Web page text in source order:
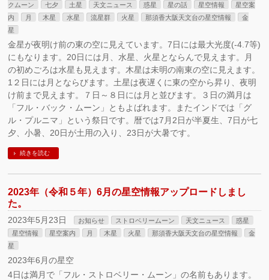
クムーン
七夕 土星 天文ニュース 惑星 星の話 星空情報
星空案
内
月 木星 水星 流星群 火星 那須香大阪天文台の星空情報
金
星
金星が夜明け前の東の空に見えています。7日には最大光度(-4.7等)
にもなります。20日には月、水星、火星とならんで見えます。月
の初めごろは水星も見えます。木星は未明の南東の空に見えます。
1２日には月とならびます。土星は夜遅くに東の空から昇り、夜明
け前まで見えます。７日～８日には月と並びます。３日の満月は
「フル・バック・ムーン」ともよばれます。またインドでは「グ
ル・プルニマ」という祭日です。暦では7月2日が半夏生、7日が七
夕、小暑、20日が土用の入り、23日が大暑です。
続きを読む
2023年（令和５年）6月の星空情報アップロードしまし
た。
2023年5月23日 お知らせ ストロベリームーン 天文ニュース
惑星
星空情報
星空案内 月 木星 火星 那須香大阪天文台の星空情報
金
星
2023年6月の星空
4日は満月で「フル・ストロベリー・ムーン」の名前もあります。